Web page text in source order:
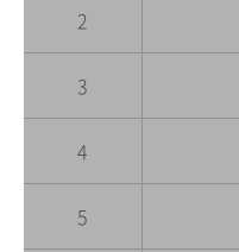
2
3
4
5